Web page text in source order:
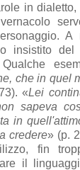
in
A
insistito del
che in quel
«Lei
sapeva
in
credere» (p.
fin
il